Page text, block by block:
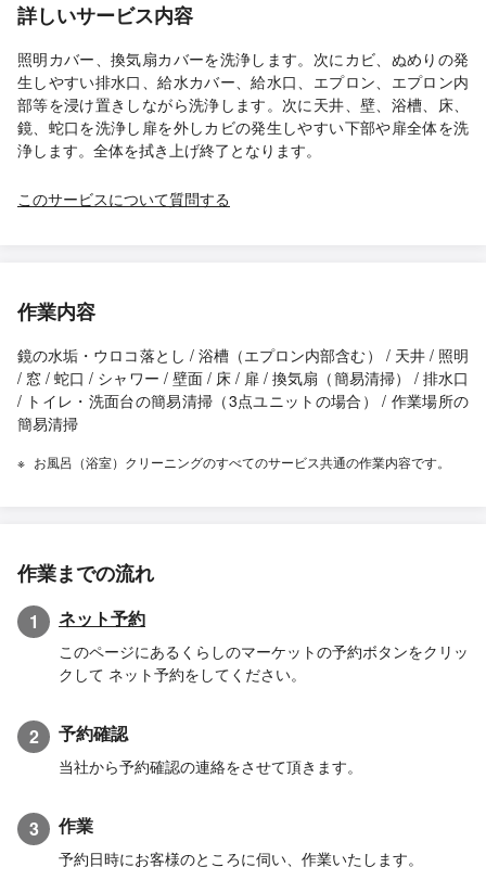
詳しいサービス内容
照明カバー、換気扇カバーを洗浄します。次にカビ、ぬめりの発
生しやすい排水口、給水カバー、給水口、エプロン、エプロン内
部等を浸け置きしながら洗浄します。次に天井、壁、浴槽、床、
鏡、蛇口を洗浄し扉を外しカビの発生しやすい下部や扉全体を洗
浄します。全体を拭き上げ終了となります。
このサービスについて質問する
作業内容
鏡の水垢・ウロコ落とし / 浴槽（エプロン内部含む） / 天井 / 照明
/ 窓 / 蛇口 / シャワー / 壁面 / 床 / 扉 / 換気扇（簡易清掃） / 排水口
/ トイレ・洗面台の簡易清掃（3点ユニットの場合） / 作業場所の
簡易清掃
お風呂（浴室）クリーニングのすべてのサービス共通の作業内容です。
作業までの流れ
1 ネット予約
このページにあるくらしのマーケットの予約ボタンをクリッ
クして ネット予約をしてください。
2 予約確認
当社から予約確認の連絡をさせて頂きます。
3 作業
予約日時にお客様のところに伺い、作業いたします。